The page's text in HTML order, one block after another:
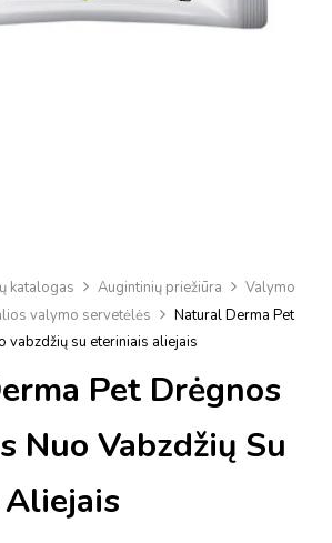
katalogas Augintinių priežiūra
Valymo
valymo servetėlės
Natural Derma Pet
vabzdžių su eteriniais aliejais
Pet Drėgnos
​​nuo Vabzdžių Su